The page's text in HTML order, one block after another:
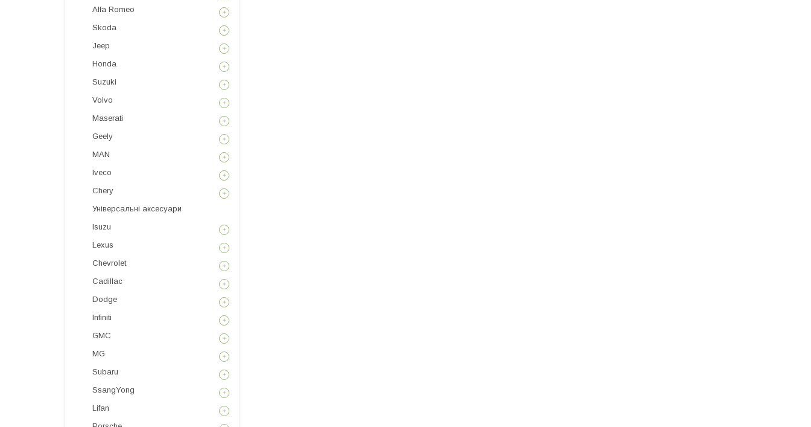
Alfa Romeo
Skoda
Jeep
Honda
Suzuki
Volvo
Maserati
Geely
MAN
Iveco
Chery
Універсальні аксесуари
Isuzu
Lexus
Chevrolet
Cadillac
Dodge
Infiniti
GMC
MG
Subaru
SsangYong
Lifan